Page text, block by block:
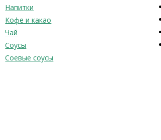
Напитки
Кофе и какао
Чай
Соусы
Соевые соусы